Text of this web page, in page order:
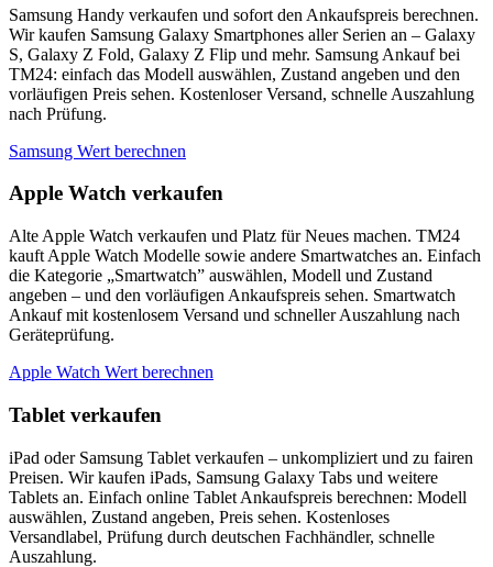
Samsung Handy verkaufen und sofort den Ankaufspreis berechnen.
Wir kaufen Samsung Galaxy Smartphones aller Serien an – Galaxy
S, Galaxy Z Fold, Galaxy Z Flip und mehr. Samsung Ankauf bei
TM24: einfach das Modell auswählen, Zustand angeben und den
vorläufigen Preis sehen. Kostenloser Versand, schnelle Auszahlung
nach Prüfung.
Samsung Wert berechnen
Apple Watch verkaufen
Alte Apple Watch verkaufen und Platz für Neues machen. TM24
kauft Apple Watch Modelle sowie andere Smartwatches an. Einfach
die Kategorie „Smartwatch” auswählen, Modell und Zustand
angeben – und den vorläufigen Ankaufspreis sehen. Smartwatch
Ankauf mit kostenlosem Versand und schneller Auszahlung nach
Geräteprüfung.
Apple Watch Wert berechnen
Tablet verkaufen
iPad oder Samsung Tablet verkaufen – unkompliziert und zu fairen
Preisen. Wir kaufen iPads, Samsung Galaxy Tabs und weitere
Tablets an. Einfach online Tablet Ankaufspreis berechnen: Modell
auswählen, Zustand angeben, Preis sehen. Kostenloses
Versandlabel, Prüfung durch deutschen Fachhändler, schnelle
Auszahlung.